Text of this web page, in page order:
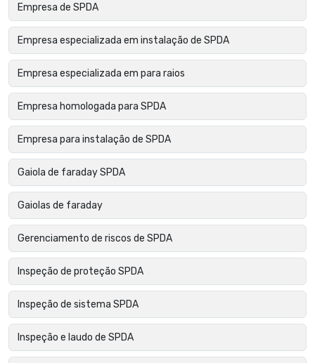
Empresa de SPDA
Empresa especializada em instalação de SPDA
Empresa especializada em para raios
Empresa homologada para SPDA
Empresa para instalação de SPDA
Gaiola de faraday SPDA
Gaiolas de faraday
Gerenciamento de riscos de SPDA
Inspeção de proteção SPDA
Inspeção de sistema SPDA
Inspeção e laudo de SPDA